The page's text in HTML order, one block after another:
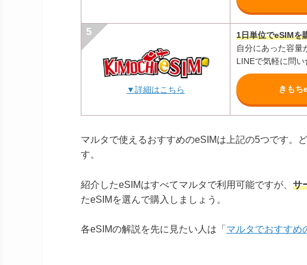
▼詳細はこちら
1日単位でeSIMを
自分にあった容量
LINEで気軽に問い
きもち
マルタで使えるおすすめのeSIMは上記の5つです。
す。
紹介したeSIMはすべてマルタで利用可能ですが、 サ
たeSIMを選んで購入しましょう。
各eSIMの解説を先に見たい人は「 マルタでおすすめ